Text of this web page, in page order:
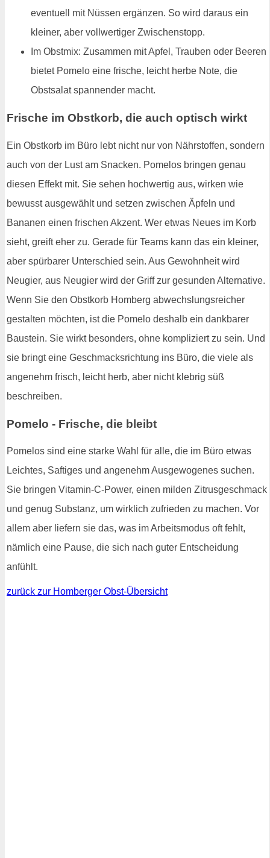
eventuell mit Nüssen ergänzen. So wird daraus ein
kleiner, aber vollwertiger Zwischenstopp.
Im Obstmix: Zusammen mit Apfel, Trauben oder Beeren
bietet Pomelo eine frische, leicht herbe Note, die
Obstsalat spannender macht.
Frische im Obstkorb, die auch optisch wirkt
Ein Obstkorb im Büro lebt nicht nur von Nährstoffen, sondern
auch von der Lust am Snacken. Pomelos bringen genau
diesen Effekt mit. Sie sehen hochwertig aus, wirken wie
bewusst ausgewählt und setzen zwischen Äpfeln und
Bananen einen frischen Akzent. Wer etwas Neues im Korb
sieht, greift eher zu. Gerade für Teams kann das ein kleiner,
aber spürbarer Unterschied sein. Aus Gewohnheit wird
Neugier, aus Neugier wird der Griff zur gesunden Alternative.
Wenn Sie den Obstkorb Homberg abwechslungsreicher
gestalten möchten, ist die Pomelo deshalb ein dankbarer
Baustein. Sie wirkt besonders, ohne kompliziert zu sein. Und
sie bringt eine Geschmacksrichtung ins Büro, die viele als
angenehm frisch, leicht herb, aber nicht klebrig süß
beschreiben.
Pomelo - Frische, die bleibt
Pomelos sind eine starke Wahl für alle, die im Büro etwas
Leichtes, Saftiges und angenehm Ausgewogenes suchen.
Sie bringen Vitamin-C-Power, einen milden Zitrusgeschmack
und genug Substanz, um wirklich zufrieden zu machen. Vor
allem aber liefern sie das, was im Arbeitsmodus oft fehlt,
nämlich eine Pause, die sich nach guter Entscheidung
anfühlt.
zurück zur Homberger Obst-Übersicht